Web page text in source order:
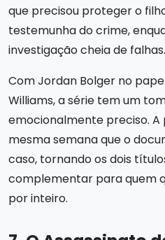
que precisou proteger o
testemunha do crime,
investigação cheia de falhas.
Com Jordan Bolger no
Williams, a série tem um
emocionalmente preciso.
mesma semana que o
caso, tornando os dois
complementar para quem
por inteiro.